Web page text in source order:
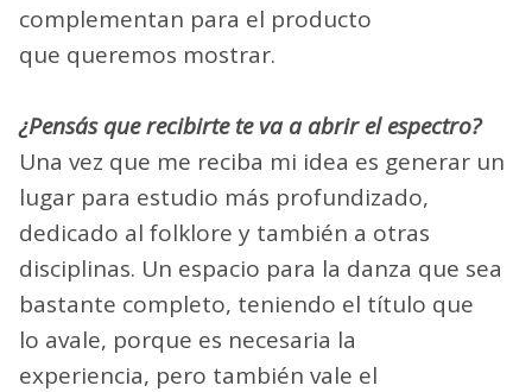
complementan para el producto
que queremos mostrar.
¿Pensás que recibirte te va a abrir el espectro?
Una vez que me reciba mi idea es generar un
lugar para estudio más profundizado,
dedicado al folklore y también a otras
disciplinas. Un espacio para la danza que sea
bastante completo, teniendo el título que
lo avale, porque es necesaria la
experiencia, pero también vale el